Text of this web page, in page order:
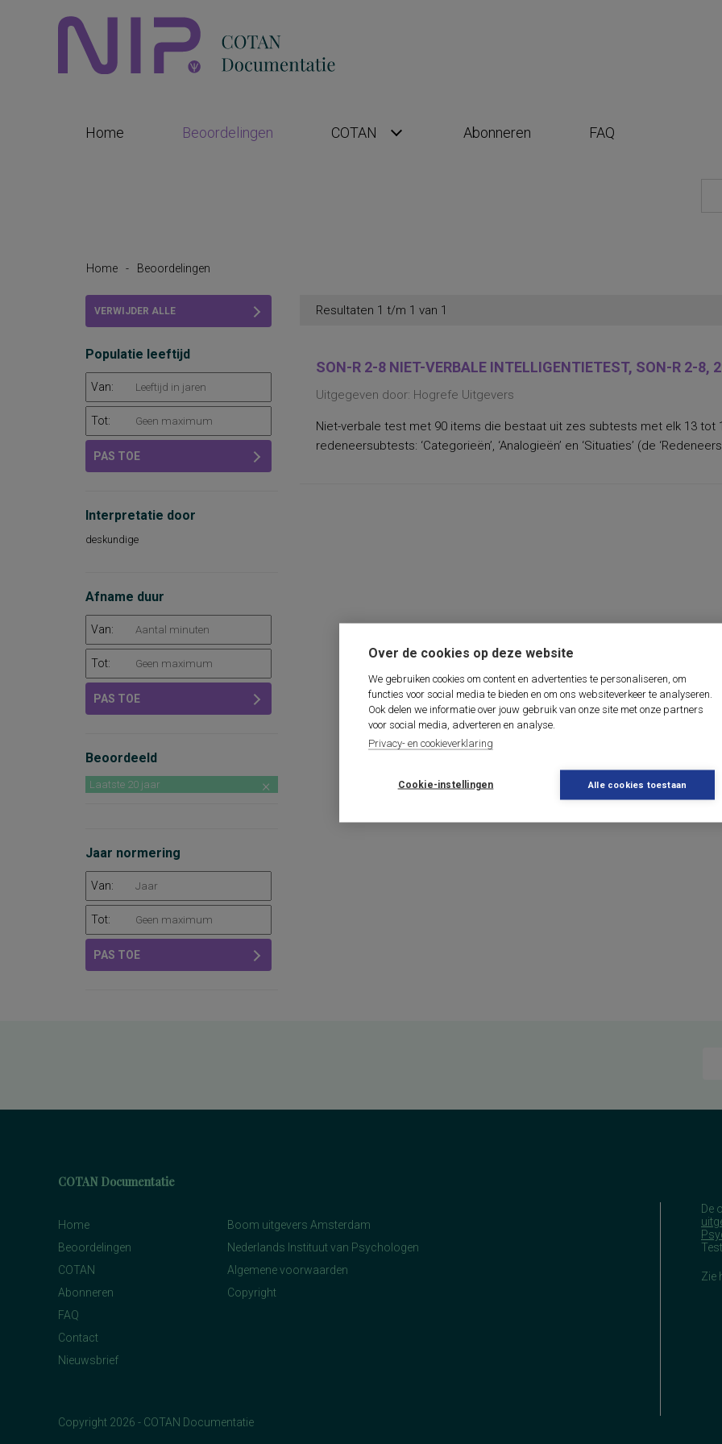
Over de cookies op deze website
We gebruiken cookies om content en advertenties te personaliseren, om
functies voor social media te bieden en om ons websiteverkeer te analyseren.
Ook delen we informatie over jouw gebruik van onze site met onze partners
voor social media, adverteren en analyse.
Privacy- en cookieverklaring
Cookie-instellingen Alle cookies toestaan
Home Beoordelingen COTAN Abonneren FAQ
Home - Beoordelingen
VERWIJDER ALLE
Populatie leeftijd
Van:
Tot:
PAS TOE
Interpretatie door
deskundige
Afname duur
Van:
Tot:
PAS TOE
Beoordeeld
Laatste 20 jaar
Jaar normering
Van:
Tot:
PAS TOE
Resultaten 1 t/m 1 van 1
SON-R 2-8 NIET-VERBALE INTELLIGENTIETEST, SON-R 2-8,
Uitgegeven door: Hogrefe Uitgevers
Niet-verbale test met 90 items die bestaat uit zes subtests met elk 13 tot
redeneersubtests: ‘Categorieën’, ‘Analogieën’ en ‘Situaties’ (de
COTAN Documentatie
Home
Beoordelingen
COTAN
Abonneren
FAQ
Contact
Nieuwsbrief
Boom uitgevers Amsterdam
Nederlands Instituut van Psychologen
Algemene voorwaarden
Copyright
De
Zie
Copyright 2026 - COTAN Documentatie